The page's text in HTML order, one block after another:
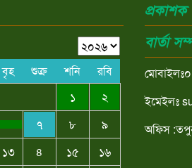
বৃহ শুক্র শনি
রবি
১
২
৭ ৮
৯
১৩ ৪ ১৫
১৬
বার্তা
ইমেইলঃ
অফিস